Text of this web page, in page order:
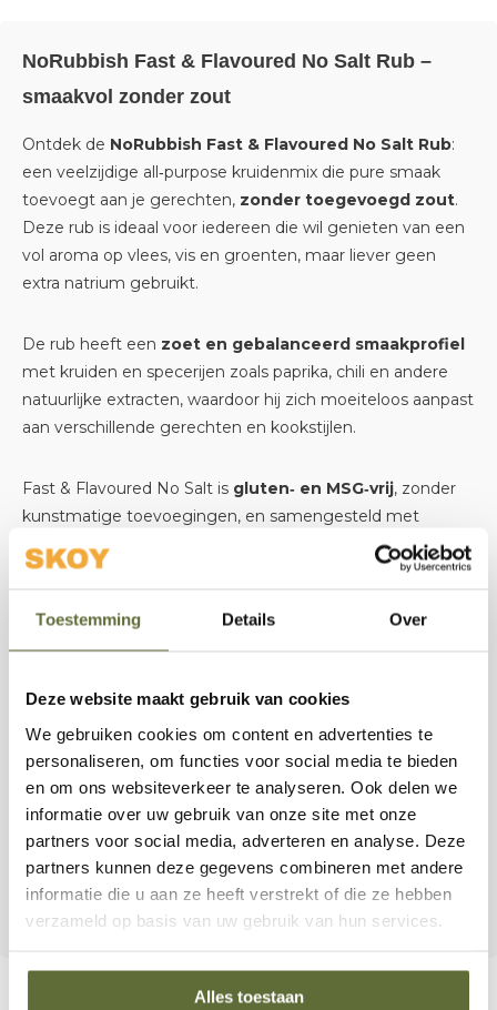
Toestemming Details Over
Deze website maakt gebruik van cookies
We gebruiken cookies om content en advertenties te
personaliseren, om functies voor social media te bieden
en om ons websiteverkeer te analyseren. Ook delen we
informatie over uw gebruik van onze site met onze
partners voor social media, adverteren en analyse. Deze
partners kunnen deze gegevens combineren met andere
informatie die u aan ze heeft verstrekt of die ze hebben
verzameld op basis van uw gebruik van hun services.
Alles toestaan
NoRubbish Fast & Flavoured No Salt Rub –
smaakvol zonder zout
Ontdek de NoRubbish Fast & Flavoured No Salt Rub:
een veelzijdige all‑purpose kruidenmix die pure smaak
toevoegt aan je gerechten, zonder toegevoegd zout.
Deze rub is ideaal voor iedereen die wil genieten van een
vol aroma op vlees, vis en groenten, maar liever geen
extra natrium gebruikt.
De rub heeft een zoet en gebalanceerd smaakprofiel
met kruiden en specerijen zoals paprika, chili en andere
natuurlijke extracten, waardoor hij zich moeiteloos aanpast
aan verschillende gerechten en kookstijlen.
Fast & Flavoured No Salt is gluten‑ en MSG‑vrij, zonder
kunstmatige toevoegingen, en samengesteld met
zorgvuldig geselecteerde natuurlijke ingrediënten van
topkwaliteit. De eenvoudige maar robuuste smaak maakt
marinades en sauzen.
Gebruik hem naar smaak op rundvlees, kip, varkensvlees
deze rub kun je gerechten maken die intens van smaak
zijn — zelfs zonder zout.
NoRubbish Fast & Flavoured No Salt Rub
is de perfecte
keuze voor iedereen die wil grillen met controle over zout,
maar zonder concessies aan smaak.